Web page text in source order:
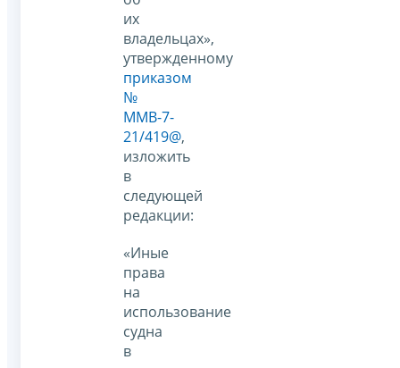
их
владельцах»,
утвержденному
приказом
№
ММВ-7-
21/419@,
изложить
в
следующей
редакции:
«Иные
права
на
использование
судна
в